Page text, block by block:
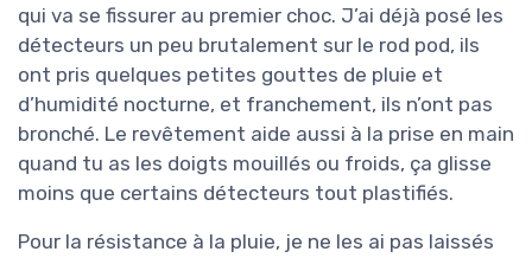
qui va se fissurer au premier choc. J’ai déjà posé les
détecteurs un peu brutalement sur le rod pod, ils
ont pris quelques petites gouttes de pluie et
d’humidité nocturne, et franchement, ils n’ont pas
bronché. Le revêtement aide aussi à la prise en main
quand tu as les doigts mouillés ou froids, ça glisse
moins que certains détecteurs tout plastifiés.
Pour la résistance à la pluie, je ne les ai pas laissés